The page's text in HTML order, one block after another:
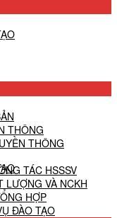
THÔNG
THÔNG
TÁC HSSSV
LƯỢNG VÀ NCKH
HỢP
ĐÀO TẠO